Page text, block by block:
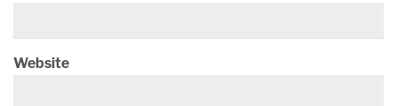
Website